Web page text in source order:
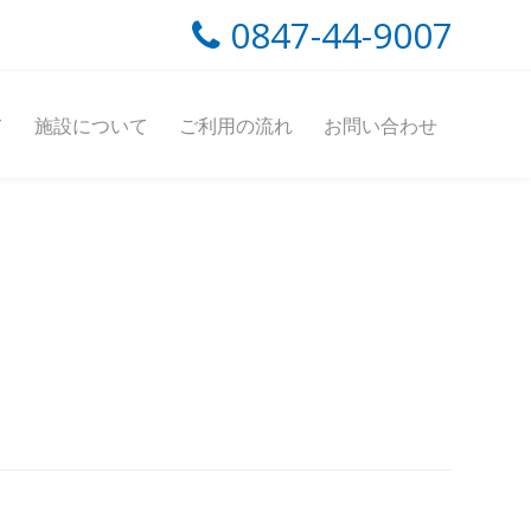
0847-44-9007
施設について ご利用の流れ お問い合わせ